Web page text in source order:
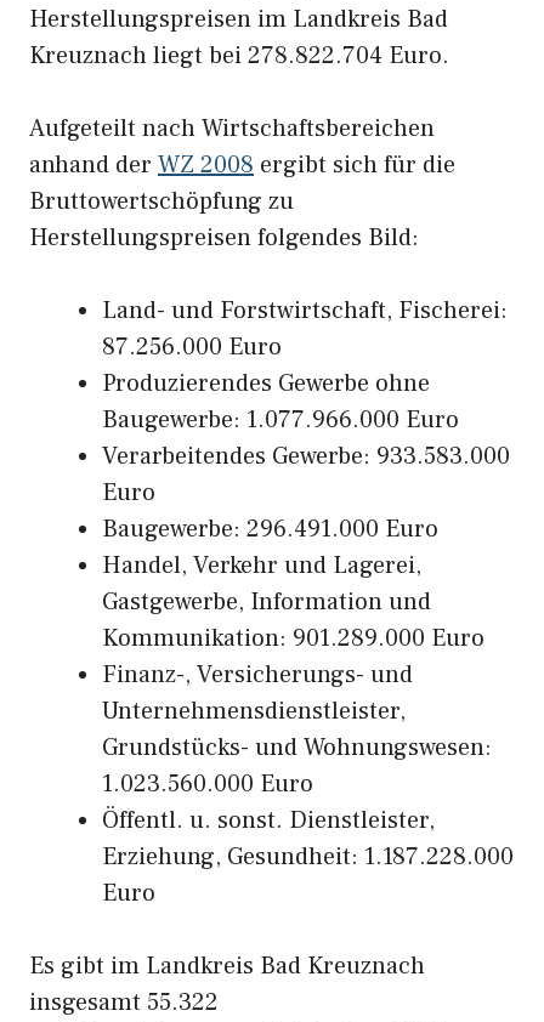
Herstellungspreisen im Landkreis Bad
Kreuznach liegt bei 278.822.704 Euro.
Aufgeteilt nach Wirtschaftsbereichen
anhand der WZ 2008 ergibt sich für die
Bruttowertschöpfung zu
Herstellungspreisen folgendes Bild:
Land- und Forstwirtschaft, Fischerei:
87.256.000 Euro
Produzierendes Gewerbe ohne
Baugewerbe: 1.077.966.000 Euro
Verarbeitendes Gewerbe: 933.583.000
Euro
Baugewerbe: 296.491.000 Euro
Handel, Verkehr und Lagerei,
Gastgewerbe, Information und
Kommunikation: 901.289.000 Euro
Finanz-, Versicherungs- und
Unternehmensdienstleister,
Grundstücks- und Wohnungswesen:
1.023.560.000 Euro
Öffentl. u. sonst. Dienstleister,
Erziehung, Gesundheit: 1.187.228.000
Euro
Es gibt im Landkreis Bad Kreuznach
insgesamt 55.322